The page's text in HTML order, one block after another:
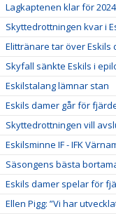
Lagkaptenen klar för 2024
Skyttedrottningen kvar i
Elittränare tar över Eskils
Skyfall sänkte Eskils i
Eskilstalang lämnar stan
Eskils damer går för
Skyttedrottningen vill
Eskilsminne IF - IFK
Säsongens bästa
Eskils damer spelar för
Ellen Pigg: ”Vi har